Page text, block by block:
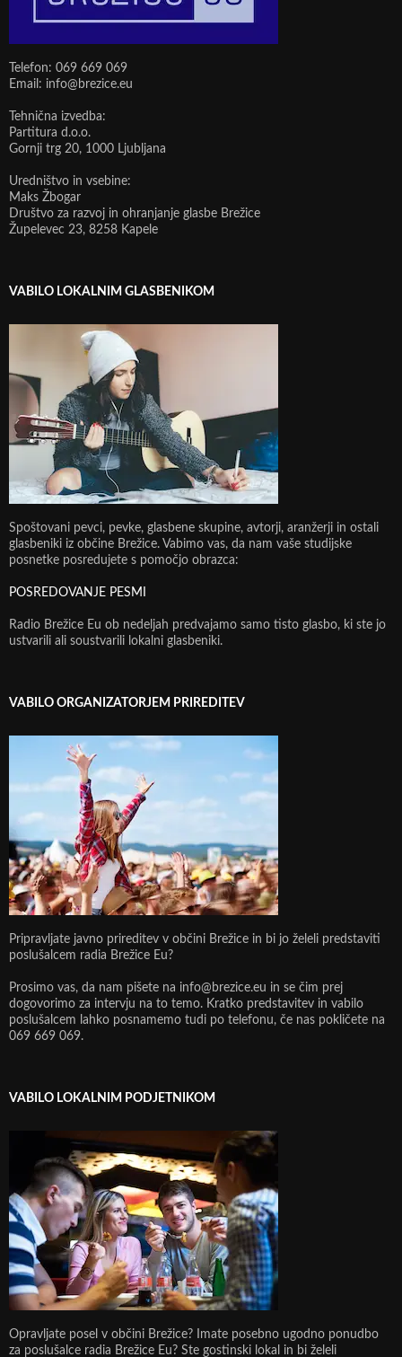
Telefon: 069 669 069
Email: info@brezice.eu
Tehnična izvedba:
Partitura d.o.o.
Gornji trg 20, 1000 Ljubljana
Uredništvo in vsebine:
Maks Žbogar
Društvo za razvoj in ohranjanje glasbe Brežice
Župelevec 23, 8258 Kapele
VABILO LOKALNIM GLASBENIKOM
Spoštovani pevci, pevke, glasbene skupine, avtorji, aranžerji in ostali
glasbeniki iz občine Brežice. Vabimo vas, da nam vaše studijske
posnetke posredujete s pomočjo obrazca:
POSREDOVANJE PESMI
Radio Brežice Eu ob nedeljah predvajamo samo tisto glasbo, ki ste jo
ustvarili ali soustvarili lokalni glasbeniki.
VABILO ORGANIZATORJEM PRIREDITEV
Pripravljate javno prireditev v občini Brežice in bi jo želeli predstaviti
poslušalcem radia Brežice Eu?
Prosimo vas, da nam pišete na info@brezice.eu in se čim prej
dogovorimo za intervju na to temo. Kratko predstavitev in vabilo
poslušalcem lahko posnamemo tudi po telefonu, če nas pokličete na
069 669 069.
VABILO LOKALNIM PODJETNIKOM
Opravljate posel v občini Brežice? Imate posebno ugodno ponudbo
za poslušalce radia Brežice Eu? Ste gostinski lokal in bi želeli